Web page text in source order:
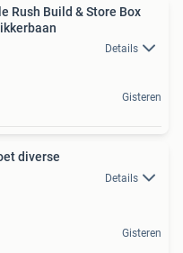
Rush Build & Store Box
Details
Gisteren
diverse
Details
Gisteren